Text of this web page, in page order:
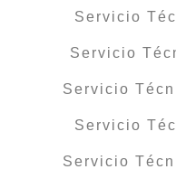
Servicio
Servicio
Servicio
Servicio
Servicio